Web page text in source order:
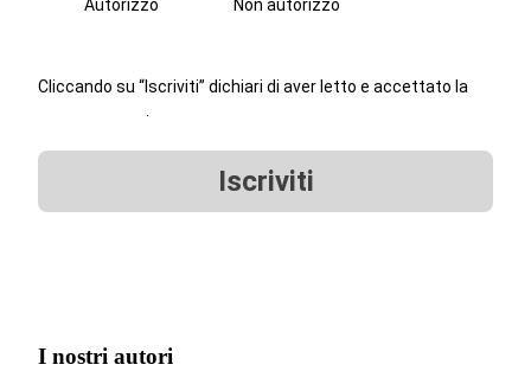
Autorizzo Non autorizzo
Cliccando su “Iscriviti” dichiari di aver letto e accettato la
.
Iscriviti
I nostri autori